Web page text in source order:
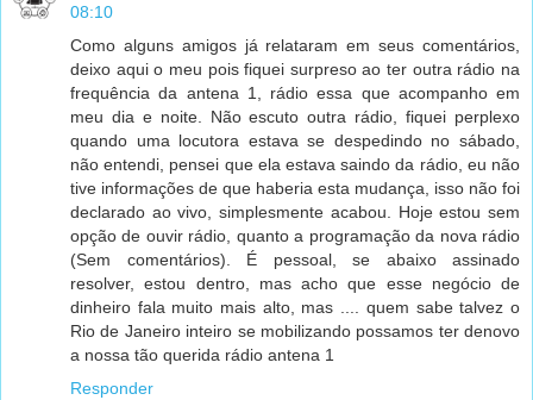
08:10
Como alguns amigos já relataram em seus comentários,
deixo aqui o meu pois fiquei surpreso ao ter outra rádio na
frequência da antena 1, rádio essa que acompanho em
meu dia e noite. Não escuto outra rádio, fiquei perplexo
quando uma locutora estava se despedindo no sábado,
não entendi, pensei que ela estava saindo da rádio, eu não
tive informações de que haberia esta mudança, isso não foi
declarado ao vivo, simplesmente acabou. Hoje estou sem
opção de ouvir rádio, quanto a programação da nova rádio
(Sem comentários). É pessoal, se abaixo assinado
resolver, estou dentro, mas acho que esse negócio de
dinheiro fala muito mais alto, mas .... quem sabe talvez o
Rio de Janeiro inteiro se mobilizando possamos ter denovo
a nossa tão querida rádio antena 1
Responder